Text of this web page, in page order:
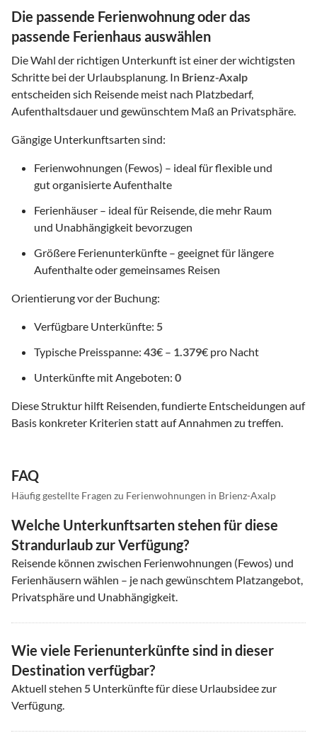
Die passende Ferienwohnung oder das
passende Ferienhaus auswählen
Die Wahl der richtigen Unterkunft ist einer der wichtigsten
Schritte bei der Urlaubsplanung. In Brienz-Axalp
entscheiden sich Reisende meist nach Platzbedarf,
Aufenthaltsdauer und gewünschtem Maß an Privatsphäre.
Gängige Unterkunftsarten sind:
Ferienwohnungen (Fewos) – ideal für flexible und
gut organisierte Aufenthalte
Ferienhäuser – ideal für Reisende, die mehr Raum
und Unabhängigkeit bevorzugen
Größere Ferienunterkünfte – geeignet für längere
Aufenthalte oder gemeinsames Reisen
Orientierung vor der Buchung:
Verfügbare Unterkünfte: 5
Typische Preisspanne: 43€ – 1.379€ pro Nacht
Unterkünfte mit Angeboten: 0
Diese Struktur hilft Reisenden, fundierte Entscheidungen auf
Basis konkreter Kriterien statt auf Annahmen zu treffen.
FAQ
Häufig gestellte Fragen zu Ferienwohnungen in Brienz-Axalp
Welche Unterkunftsarten stehen für diese
Strandurlaub zur Verfügung?
Reisende können zwischen Ferienwohnungen (Fewos) und
Ferienhäusern wählen – je nach gewünschtem Platzangebot,
Privatsphäre und Unabhängigkeit.
Wie viele Ferienunterkünfte sind in dieser
Destination verfügbar?
Aktuell stehen 5 Unterkünfte für diese Urlaubsidee zur
Verfügung.